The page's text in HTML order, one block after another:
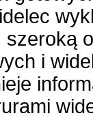
szeroką
i